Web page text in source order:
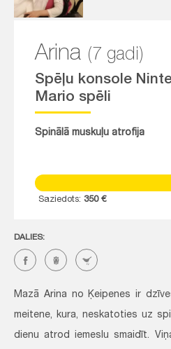
Arina (7 gadi)
Spēļu konsole
Mario spēli
Spinālā muskuļu atrofija
Saziedots: 350 €
DALIES:
Mazā Arina no Ķeipenes ir
meitene, kura, neskatoties uz
dienu atrod iemeslu smaidīt.